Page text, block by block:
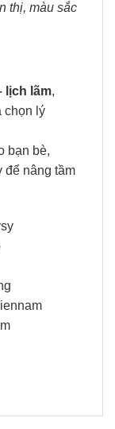
thị, màu sắc
lịch lãm,
chọn lý
bạn bè,
để nâng tầm